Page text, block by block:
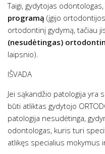
Taigi, gydytojas
programą (įgijo
ortodontinį gydymą, tačiau
(nesudėtingas)
laipsnio).
IŠVADA
Jei sąkandžio patologija yra
būti atliktas gydytojo
patologija nesudėtinga,
odontologas, kuris turi
atlikęs specialius mokymus